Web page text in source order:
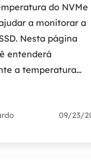
do NVMe
a monitorar a
Nesta página
entenderá
a temperatura
09/23/